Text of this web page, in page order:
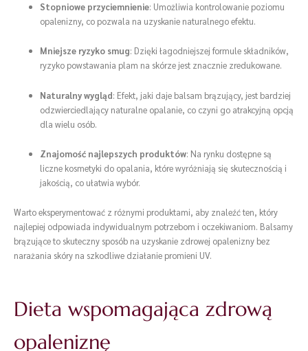
Stopniowe przyciemnienie: Umożliwia kontrolowanie poziomu
opalenizny, co pozwala na uzyskanie naturalnego efektu.
Mniejsze ryzyko smug: Dzięki łagodniejszej formule składników,
ryzyko powstawania plam na skórze jest znacznie zredukowane.
Naturalny wygląd: Efekt, jaki daje balsam brązujący, jest bardziej
odzwierciedlający naturalne opalanie, co czyni go atrakcyjną opcją
dla wielu osób.
Znajomość najlepszych produktów: Na rynku dostępne są
liczne kosmetyki do opalania, które wyróżniają się skutecznością i
jakością, co ułatwia wybór.
Warto eksperymentować z różnymi produktami, aby znaleźć ten, który
najlepiej odpowiada indywidualnym potrzebom i oczekiwaniom. Balsamy
brązujące to skuteczny sposób na uzyskanie zdrowej opalenizny bez
narażania skóry na szkodliwe działanie promieni UV.
Dieta wspomagająca zdrową
opaleniznę